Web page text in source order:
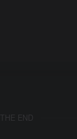
THE END